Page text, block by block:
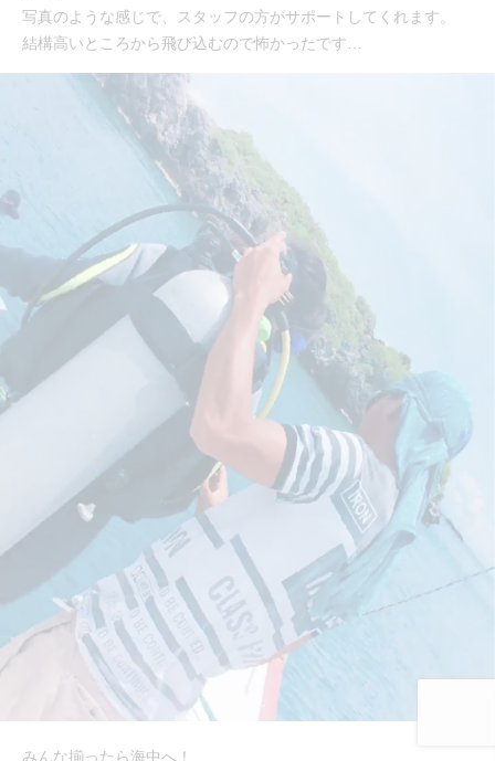
写真のような感じで、スタッフの方がサポートしてくれます。
結構高いところから飛び込むので怖かったです…
みんな揃ったら海中へ！